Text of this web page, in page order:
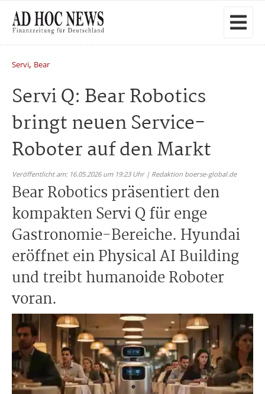
Servi, Bear
Servi Q: Bear Robotics
bringt neuen Service-
Roboter auf den Markt
Veröffentlicht am: 16.05.2026 um 19:23 Uhr | Redaktion boerse-global.de
Bear Robotics präsentiert den
kompakten Servi Q für enge
Gastronomie-Bereiche. Hyundai
eröffnet ein Physical AI Building
und treibt humanoide Roboter
voran.